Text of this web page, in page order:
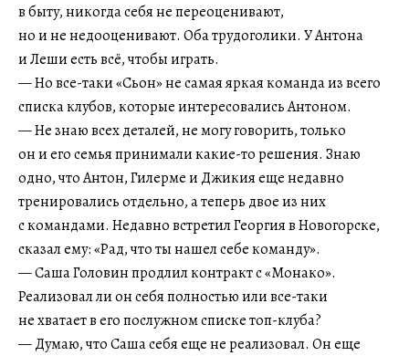
в быту, никогда себя не переоценивают,
но и не недооценивают. Оба трудоголики. У Антона
и Леши есть всё, чтобы играть.
— Но все-таки «Сьон» не самая яркая команда из всего
списка клубов, которые интересовались Антоном.
— Не знаю всех деталей, не могу говорить, только
он и его семья принимали какие-то решения. Знаю
одно, что Антон, Гилерме и Джикия еще недавно
тренировались отдельно, а теперь двое из них
с командами. Недавно встретил Георгия в Новогорске,
сказал ему: «Рад, что ты нашел себе команду».
— Саша Головин продлил контракт с «Монако».
Реализовал ли он себя полностью или все-таки
не хватает в его послужном списке топ-клуба?
— Думаю, что Саша себя еще не реализовал. Он еще